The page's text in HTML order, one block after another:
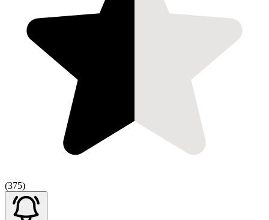
(375)